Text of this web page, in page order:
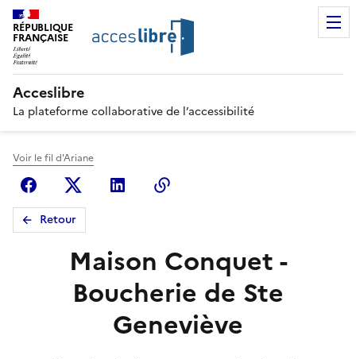
RÉPUBLIQUE
FRANÇAISE
Acceslibre
La plateforme collaborative de l’accessibilité
Voir le fil d'Ariane
FacebookX (anciennement Twitter)
Linkedin
Retour
Maison Conquet -
Boucherie de Ste
Geneviève